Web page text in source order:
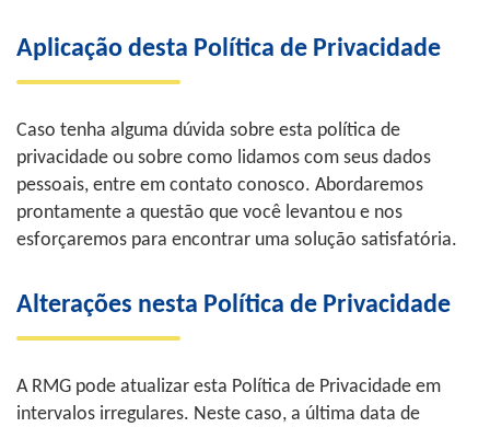
Aplicação desta Política de Privacidade
Caso tenha alguma dúvida sobre esta política de
privacidade ou sobre como lidamos com seus dados
pessoais, entre em contato conosco. Abordaremos
prontamente a questão que você levantou e nos
esforçaremos para encontrar uma solução satisfatória.
Alterações nesta Política de Privacidade
A RMG pode atualizar esta Política de Privacidade em
intervalos irregulares. Neste caso, a última data de